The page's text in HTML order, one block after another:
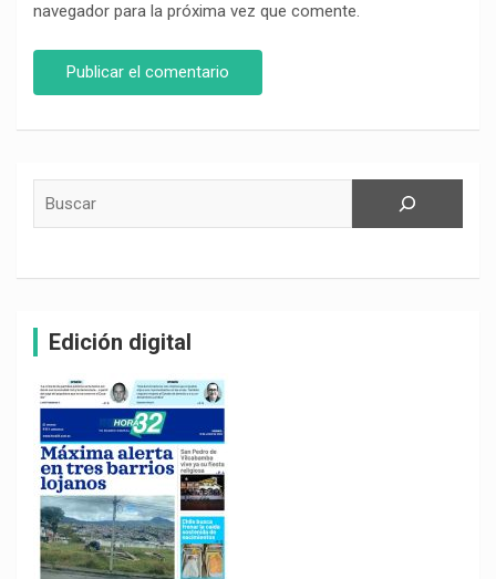
navegador para la próxima vez que comente.
Edición digital